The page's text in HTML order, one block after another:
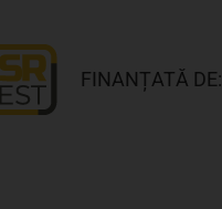
FINANȚATĂ DE: